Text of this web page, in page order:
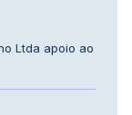
Ltda apoio ao